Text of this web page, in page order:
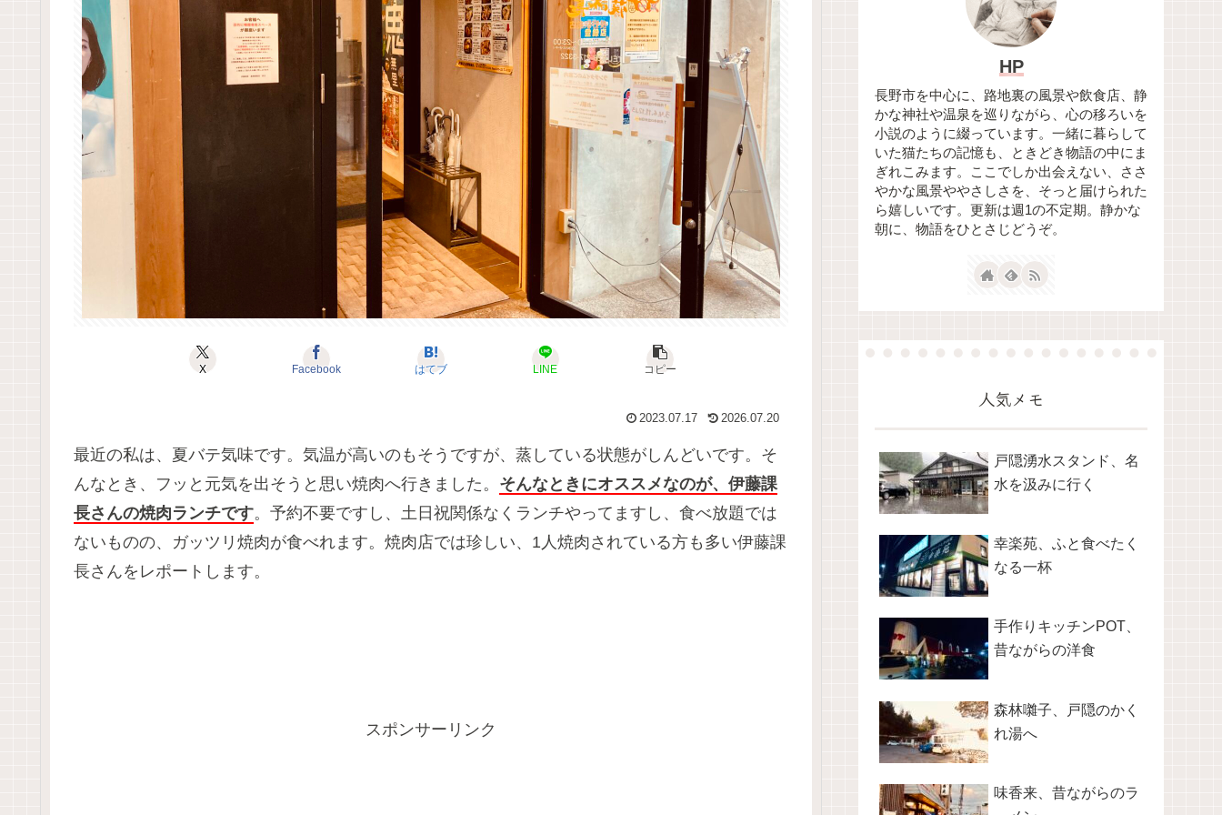
X Facebook はてブ LINE コピー
2023.07.17 2026.07.20
最近の私は、夏バテ気味です。気温が高いのもそうですが、蒸している状態がしんどいです。そ
んなとき、フッと元気を出そうと思い焼肉へ行きました。 そんなときにオススメなのが、伊藤課
長さんの焼肉ランチです。予約不要ですし、土日祝関係なくランチやってますし、食べ放題では
ないものの、ガッツリ焼肉が食べれます。焼肉店では珍しい、1人焼肉されている方も多い伊藤課
長さんをレポートします。
スポンサーリンク
HP
長野市を中心に、路地裏の風景や飲食店、静
かな神社や温泉を巡りながら、心の移ろいを
小説のように綴っています。一緒に暮らして
いた猫たちの記憶も、ときどき物語の中にま
ぎれこみます。ここでしか出会えない、ささ
やかな風景ややさしさを、そっと届けられた
ら嬉しいです。更新は週1の不定期。静かな
朝に、物語をひとさじどうぞ。
人気メモ
戸隠湧水スタンド、名
水を汲みに行く
幸楽苑、ふと食べたく
なる一杯
手作りキッチンPOT、
昔ながらの洋食
森林囃子、戸隠のかく
れ湯へ
味香来、昔ながらのラ